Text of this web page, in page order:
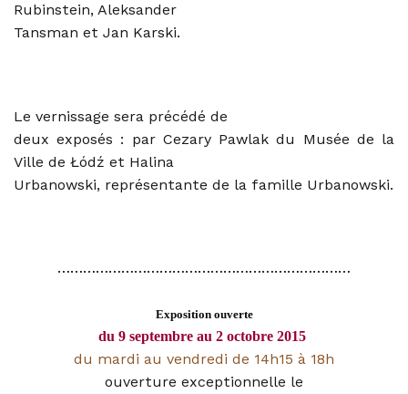
Rubinstein, Aleksander
Tansman et Jan Karski.
Le vernissage sera précédé de
deux exposés : par Cezary Pawlak du Musée de la
Ville de Łódź et Halina
Urbanowski, représentante de la famille Urbanowski.
……………………………………………………………
Exposition ouverte
du 9 septembre au 2 octobre 2015
du mardi au vendredi de 14h15 à 18h
ouverture exceptionnelle le